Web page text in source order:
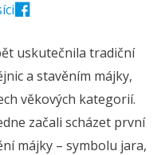
uskutečnila tradiční
a stavěním májky,
věkových kategorií.
začali scházet první
májky – symbolu jara,